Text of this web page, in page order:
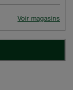
Voir magasins